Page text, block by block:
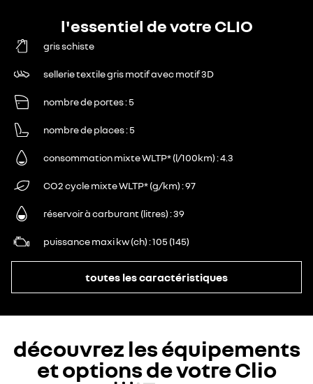
l'essentiel de votre CLIO
gris schiste
sellerie textile gris motif avec motif 3D
nombre de portes 5
nombre de places 5
consommation mixte WLTP* (l/100km) 4.3
CO2 cycle mixte WLTP* (g/km) 97
réservoir à carburant (litres) 39
puissance maxi kw (ch) 105 (145)
toutes les caractéristiques
découvrez les équipements
et options de votre Clio